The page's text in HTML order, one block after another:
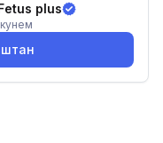
plus